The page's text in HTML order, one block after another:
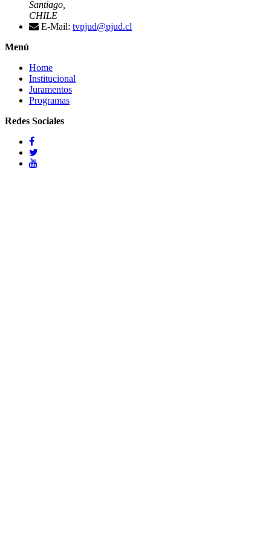
Santiago,
CHILE
E-Mail: tvpjud@pjud.cl
Menú
Home
Institucional
Juramentos
Programas
Redes Sociales